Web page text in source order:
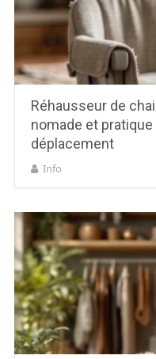
Réhausseur de
nomade et
déplacement
Info